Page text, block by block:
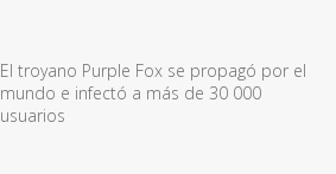
El troyano Purple Fox se propagó por el
mundo e infectó a más de 30 000
usuarios